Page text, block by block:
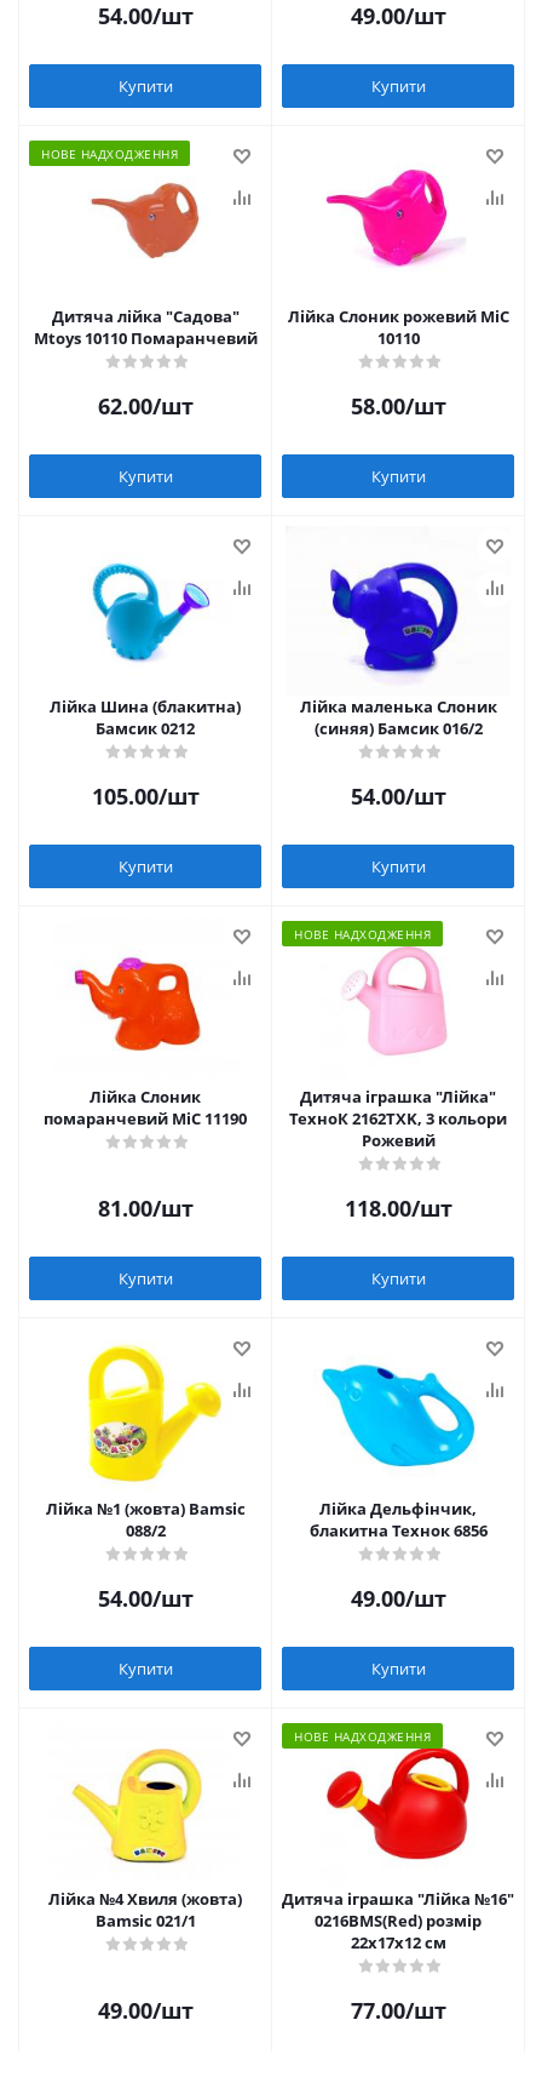
54.00/шт
Купити
49.00/шт
Купити
НОВЕ НАДХОДЖЕННЯ
Дитяча лійка "Садова"
Mtoys 10110 Помаранчевий
62.00/шт
Купити
Лійка Слоник рожевий MiC
10110
58.00/шт
Купити
Лійка Шина (блакитна)
Бамсик 0212
105.00/шт
Купити
Лійка маленька Слоник
(синяя) Бамсик 016/2
54.00/шт
Купити
Лійка Cлоник
помаранчевий MiC 11190
81.00/шт
Купити
НОВЕ НАДХОДЖЕННЯ
Дитяча іграшка "Лійка"
ТехноК 2162TXK, 3 кольори
Рожевий
118.00/шт
Купити
Лійка №1 (жовта) Bamsic
088/2
54.00/шт
Купити
Лійка Дельфінчик,
блакитна Технок 6856
49.00/шт
Купити
Лійка №4 Хвиля (жовта)
Bamsic 021/1
49.00/шт
НОВЕ НАДХОДЖЕННЯ
Дитяча іграшка "Лійка №16"
0216BMS(Red) розмір
22х17х12 см
77.00/шт